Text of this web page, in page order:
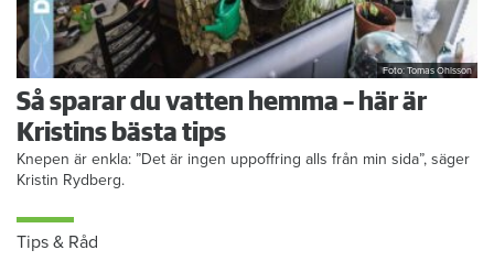
Foto: Tomas Ohlsson
Så sparar du vatten hemma – här är
Kristins bästa tips
Knepen är enkla: ”Det är ingen uppoffring alls från min sida”, säger
Kristin Rydberg.
Tips & Råd